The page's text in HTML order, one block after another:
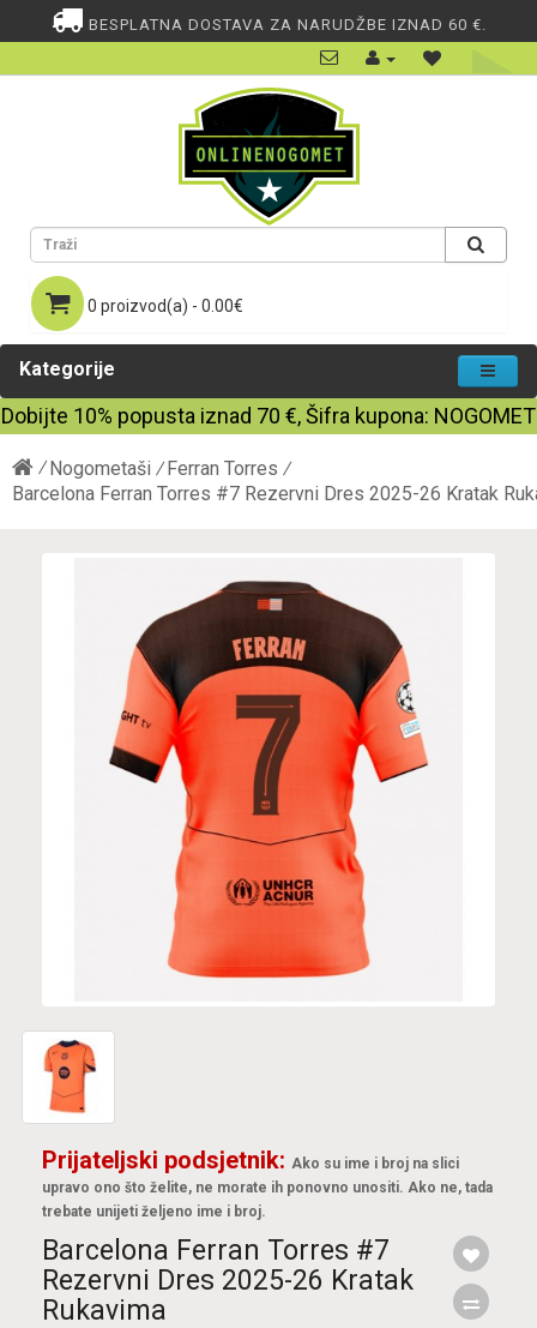
BESPLATNA DOSTAVA ZA NARUDŽBE IZNAD 60 €.
0 proizvod(a) - 0.00€
Kategorije
Dobijte 10% popusta iznad 70 €, Šifra kupona: NOGOMET
Nogometaši
Ferran Torres
Barcelona Ferran Torres #7 Rezervni Dres 2025-26 Kratak
Prijateljski podsjetnik: Ako su ime i broj na slici
upravo ono što želite, ne morate ih ponovno unositi. Ako ne, tada
trebate unijeti željeno ime i broj.
Barcelona Ferran Torres #7
Rezervni Dres 2025-26 Kratak
Rukavima